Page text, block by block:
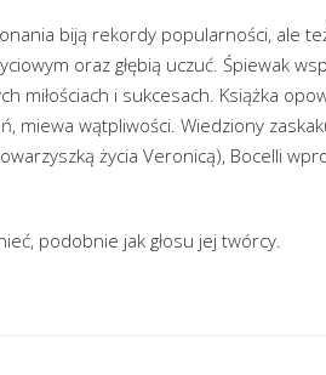
biją rekordy popularności, ale
oraz głębią uczuć. Śpiewak
miłościach i sukcesach. Książka
miewa wątpliwości. Wiedziony
życia Veronicą), Bocelli
podobnie jak głosu jej twórcy.